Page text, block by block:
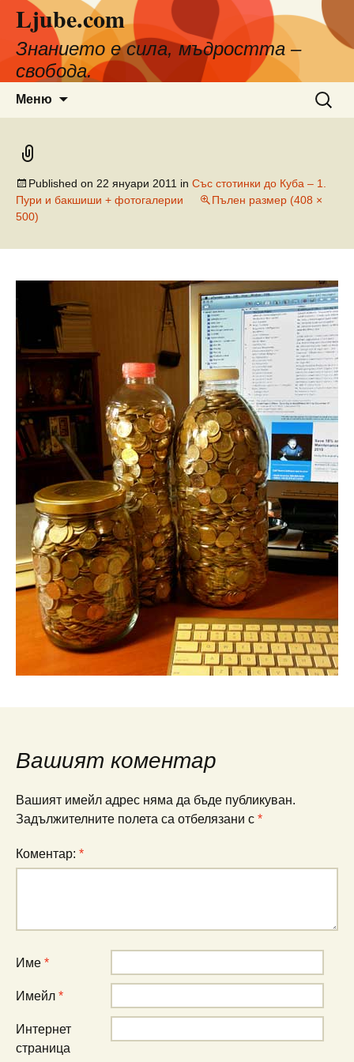
съдържанието
Ljube.com
Знанието е сила, мъдростта –
свобода.
Меню
за:
Published on 22 януари 2011 in Със стотинки до Куба – 1.
Пури и бакшиши + фотогалерии
Пълен размер (408 ×
500)
Вашият коментар
Вашият имейл адрес няма да бъде публикуван.
Задължителните полета са отбелязани с *
Коментар: *
Име *
Имейл *
Интернет
страница